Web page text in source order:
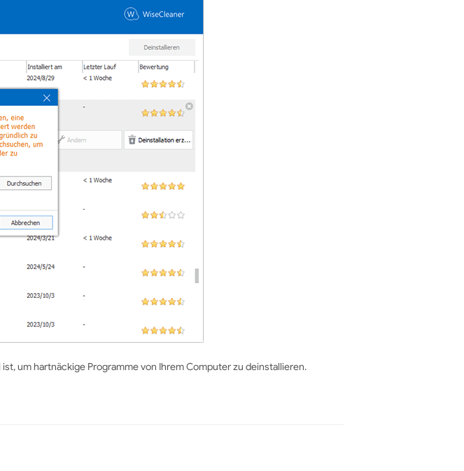
um hartnäckige Programme von Ihrem Computer zu deinstallieren.